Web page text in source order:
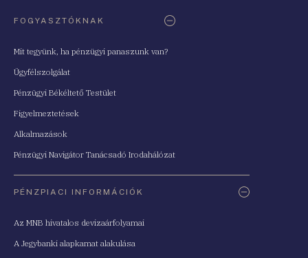
FOGYASZTÓKNAK
Mit tegyünk, ha pénzügyi panaszunk van?
Ügyfélszolgálat
Pénzügyi Békéltető Testület
Figyelmeztetések
Alkalmazások
Pénzügyi Navigátor Tanácsadó Irodahálózat
PÉNZPIACI INFORMÁCIÓK
Az MNB hivatalos devizaárfolyamai
A Jegybanki alapkamat alakulása